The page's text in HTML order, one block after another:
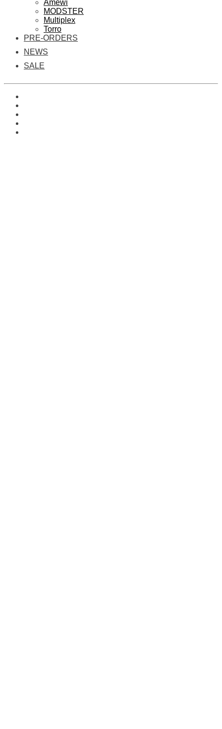
Amewi
MODSTER
Multiplex
Torro
PRE-ORDERS
NEWS
SALE